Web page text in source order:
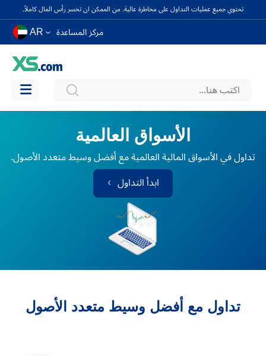
تحتوي جميع عمليات التداول على مخاطرة عالية. من الممكن ان تخسر رأس المال كاملاً.
مركز المساعدة AR
الأسواق العالمية
تداول في الأسواق المالية العالمية مع أفضل وسيط متعدد الأصول.
ابدأ التداول
تداول مع أفضل وسيط متعدد الأصول